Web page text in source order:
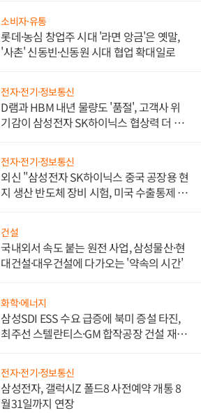
소비자·유통
롯데·농심 창업주 시대 '라면 앙금'은 옛말,
'사촌' 신동빈·신동원 시대 협업 확대일로
전자·전기·정보통신
D램과 HBM 내년 물량도 '품절', 고객사 위
기감이 삼성전자 SK하이닉스 협상력 더 키
전자·전기·정보통신
외신 "삼성전자 SK하이닉스 중국 공장용 현
지 생산 반도체 장비 시험, 미국 수출통제 대
건설
국내외서 속도 붙는 원전 사업, 삼성물산·현
대건설·대우건설에 다가오는 '약속의 시간'
화학·에너지
삼성SDI ESS 수요 급증에 북미 증설 타진,
최주선 스텔란티스·GM 합작공장 건설 재추
전자·전기·정보통신
삼성전자, 갤럭시Z 폴드8 사전예약 개통 8
월31일까지 연장